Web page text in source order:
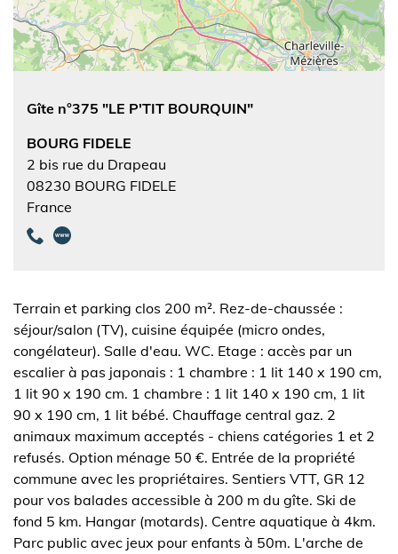
Gîte n°375 "LE P'TIT BOURQUIN"
BOURG FIDELE
2 bis rue du Drapeau
08230 BOURG FIDELE
France
Terrain et parking clos 200 m². Rez-de-chaussée :
séjour/salon (TV), cuisine équipée (micro ondes,
congélateur). Salle d'eau. WC. Etage : accès par un
escalier à pas japonais : 1 chambre : 1 lit 140 x 190 cm,
1 lit 90 x 190 cm. 1 chambre : 1 lit 140 x 190 cm, 1 lit
90 x 190 cm, 1 lit bébé. Chauffage central gaz. 2
animaux maximum acceptés - chiens catégories 1 et 2
refusés. Option ménage 50 €. Entrée de la propriété
commune avec les propriétaires. Sentiers VTT, GR 12
pour vos balades accessible à 200 m du gîte. Ski de
fond 5 km. Hangar (motards). Centre aquatique à 4km.
Parc public avec jeux pour enfants à 50m. L'arche de